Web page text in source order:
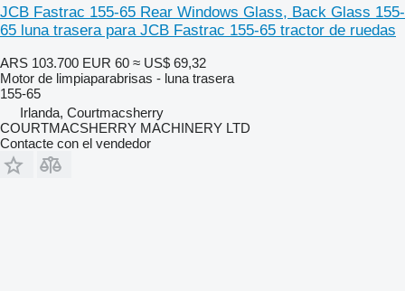
JCB Fastrac 155-65 Rear Windows Glass, Back Glass 155-
65 luna trasera para JCB Fastrac 155-65 tractor de ruedas
ARS 103.700 EUR 60 ≈ US$ 69,32
Motor de limpiaparabrisas - luna trasera
155-65
Irlanda, Courtmacsherry
COURTMACSHERRY MACHINERY LTD
Contacte con el vendedor